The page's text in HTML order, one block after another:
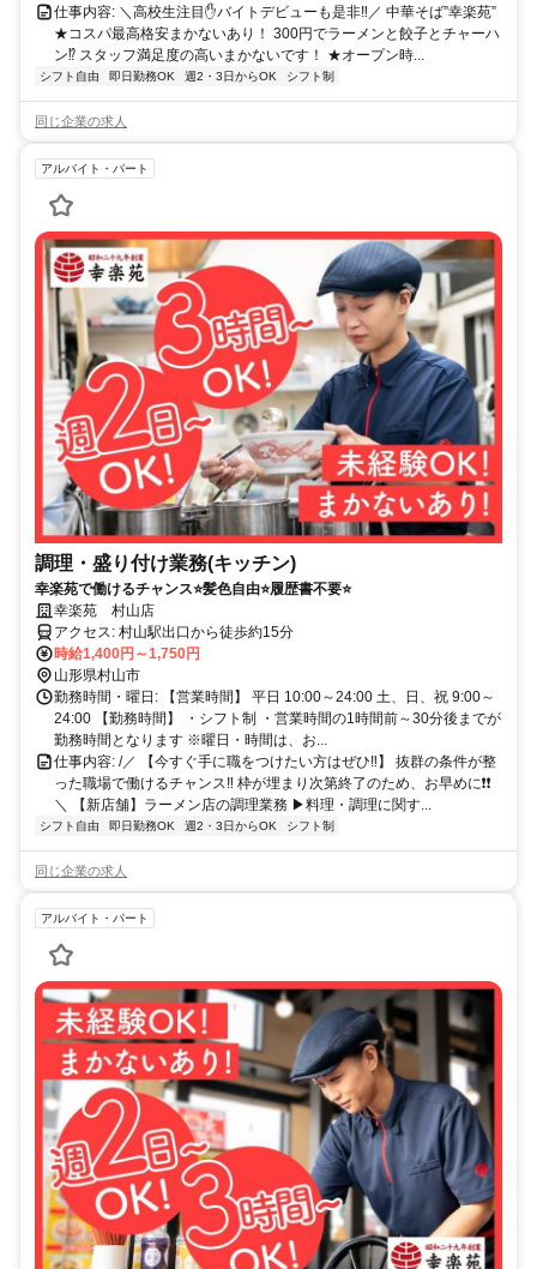
仕事内容: ＼高校生注目✋️バイトデビューも是非‼／ 中華そば”幸楽苑”
★コスパ最高格安まかないあり！ 300円でラーメンと餃子とチャーハ
ン⁉ スタッフ満足度の高いまかないです！ ★オープン時...
シフト自由 即日勤務OK 週2・3日からOK シフト制
同じ企業の求人
アルバイト・パート
調理・盛り付け業務(キッチン)
幸楽苑で働けるチャンス⭐️髪色自由⭐️履歴書不要⭐️
幸楽苑 村山店
アクセス: 村山駅出口から徒歩約15分
時給1,400円～1,750円
山形県村山市
勤務時間・曜日: 【営業時間】 平日 10:00～24:00 土、日、祝 9:00～
24:00 【勤務時間】 ・シフト制 ・営業時間の1時間前～30分後までが
勤務時間となります ※曜日・時間は、お...
仕事内容: /／ 【今すぐ手に職をつけたい方はぜひ‼】 抜群の条件が整
った職場で働けるチャンス‼ 枠が埋まり次第終了のため、お早めに❗️❗️
＼ 【新店舗】ラーメン店の調理業務 ▶料理・調理に関す...
シフト自由 即日勤務OK 週2・3日からOK シフト制
同じ企業の求人
アルバイト・パート